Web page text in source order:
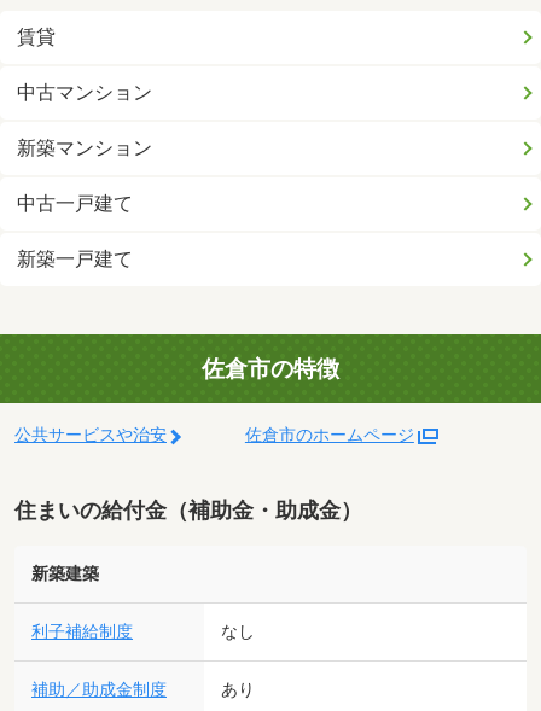
賃貸
中古マンション
新築マンション
中古一戸建て
新築一戸建て
佐倉市の特徴
公共サービスや治安 佐倉市のホームページ
住まいの給付金（補助金・助成金）
新築建築
利子補給制度 なし
補助／助成金制度 あり